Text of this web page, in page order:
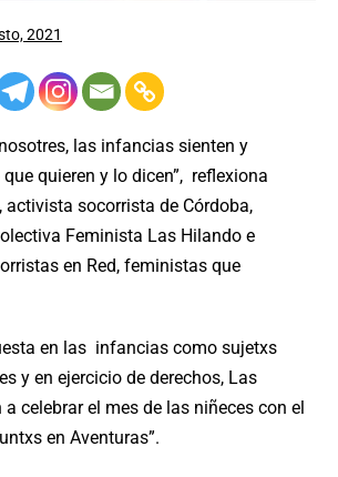
2021
las infancias sienten y
quieren y lo dicen”, reflexiona
activista socorrista de Córdoba,
Feminista Las Hilando e
en Red, feministas que
en las infancias como sujetxs
y en ejercicio de derechos, Las
celebrar el mes de las niñeces con el
en Aventuras”.